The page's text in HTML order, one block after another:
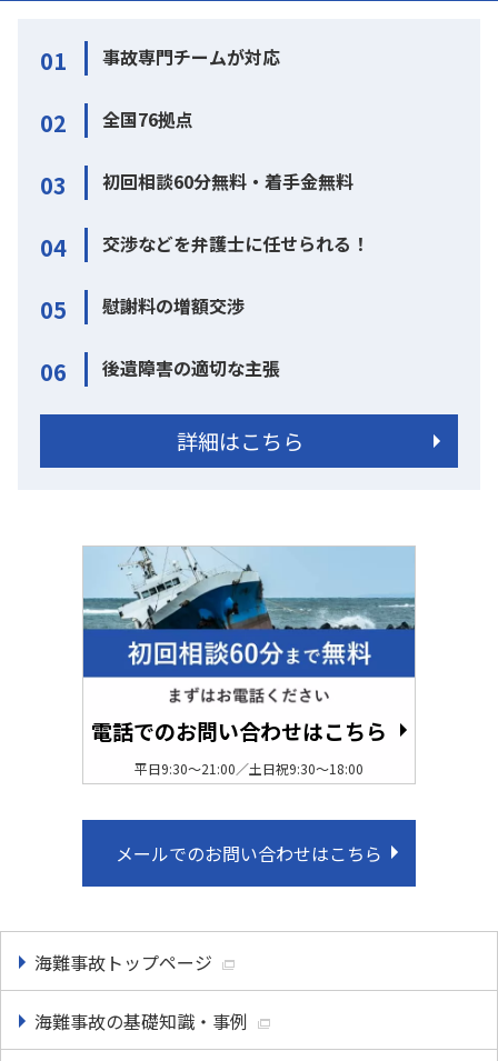
01 事故専門チームが対応
02 全国76拠点
03 初回相談60分無料・着手金無料
04 交渉などを弁護士に任せられる！
05 慰謝料の増額交渉
06 後遺障害の適切な主張
詳細はこちら
電話でのお問い合わせはこちら
平日9:30〜21:00／土日祝9:30〜18:00
メールでのお問い合わせはこちら
海難事故トップページ
海難事故の基礎知識・事例